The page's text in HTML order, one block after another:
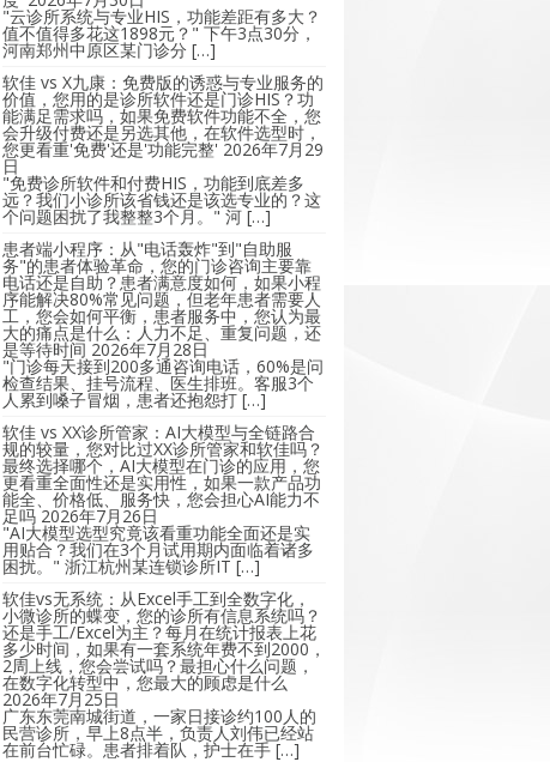
"云诊所系统与专业HIS，功能差距有多大？
值不值得多花这1898元？" 下午3点30分，
河南郑州中原区某门诊分 […]
软佳 vs X九康：免费版的诱惑与专业服务的
价值，您用的是诊所软件还是门诊HIS？功
能满足需求吗，如果免费软件功能不全，您
会升级付费还是另选其他，在软件选型时，
您更看重'免费'还是'功能完整' 2026年7月29
日
"免费诊所软件和付费HIS，功能到底差多
远？我们小诊所该省钱还是该选专业的？这
个问题困扰了我整整3个月。" 河 […]
患者端小程序：从"电话轰炸"到"自助服
务"的患者体验革命，您的门诊咨询主要靠
电话还是自助？患者满意度如何，如果小程
序能解决80%常见问题，但老年患者需要人
工，您会如何平衡，患者服务中，您认为最
大的痛点是什么：人力不足、重复问题，还
是等待时间 2026年7月28日
"门诊每天接到200多通咨询电话，60%是问
检查结果、挂号流程、医生排班。客服3个
人累到嗓子冒烟，患者还抱怨打 […]
软佳 vs XX诊所管家：AI大模型与全链路合
规的较量，您对比过XX诊所管家和软佳吗？
最终选择哪个，AI大模型在门诊的应用，您
更看重全面性还是实用性，如果一款产品功
能全、价格低、服务快，您会担心AI能力不
足吗 2026年7月26日
"AI大模型选型究竟该看重功能全面还是实
用贴合？我们在3个月试用期内面临着诸多
困扰。" 浙江杭州某连锁诊所IT […]
软佳vs无系统：从Excel手工到全数字化，
小微诊所的蝶变，您的诊所有信息系统吗？
还是手工/Excel为主？每月在统计报表上花
多少时间，如果有一套系统年费不到2000，
2周上线，您会尝试吗？最担心什么问题，
在数字化转型中，您最大的顾虑是什么
2026年7月25日
广东东莞南城街道，一家日接诊约100人的
民营诊所，早上8点半，负责人刘伟已经站
在前台忙碌。患者排着队，护士在手 […]